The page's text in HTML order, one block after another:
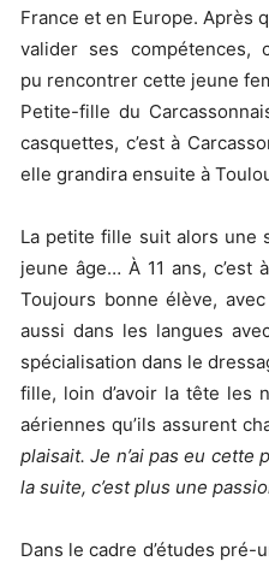
France et en Europe. Après
valider ses compétences,
pu rencontrer cette jeune
Petite-fille du
casquettes, c’est à
elle grandira ensuite à
La petite fille suit alors une
jeune âge… À 11 ans, c’est
Toujours bonne élève,
aussi dans les langues
spécialisation dans le
fille, loin d’avoir la tête les
aériennes qu’ils assurent
plaisait. Je n’ai pas eu cette
la suite, c’est plus une
Dans le cadre d’études pré-